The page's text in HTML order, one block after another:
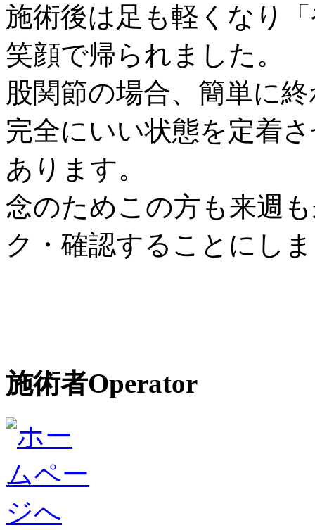
施術後は足も軽くなり
笑顔で帰られました。
股関節の場合、簡単に
完全にいい状態を定着
あります。
念のためこの方も来週
ク・確認することにし
施術者Operator